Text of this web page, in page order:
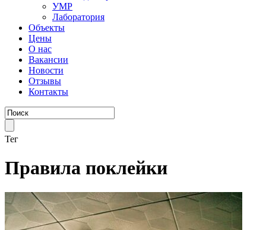
УМР
Лаборатория
Объекты
Цены
О нас
Вакансии
Новости
Отзывы
Контакты
Тег
Правила поклейки